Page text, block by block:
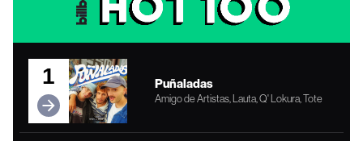
1 Puñaladas
Amigo de Artistas, Lauta, Q' Lokura, Tote